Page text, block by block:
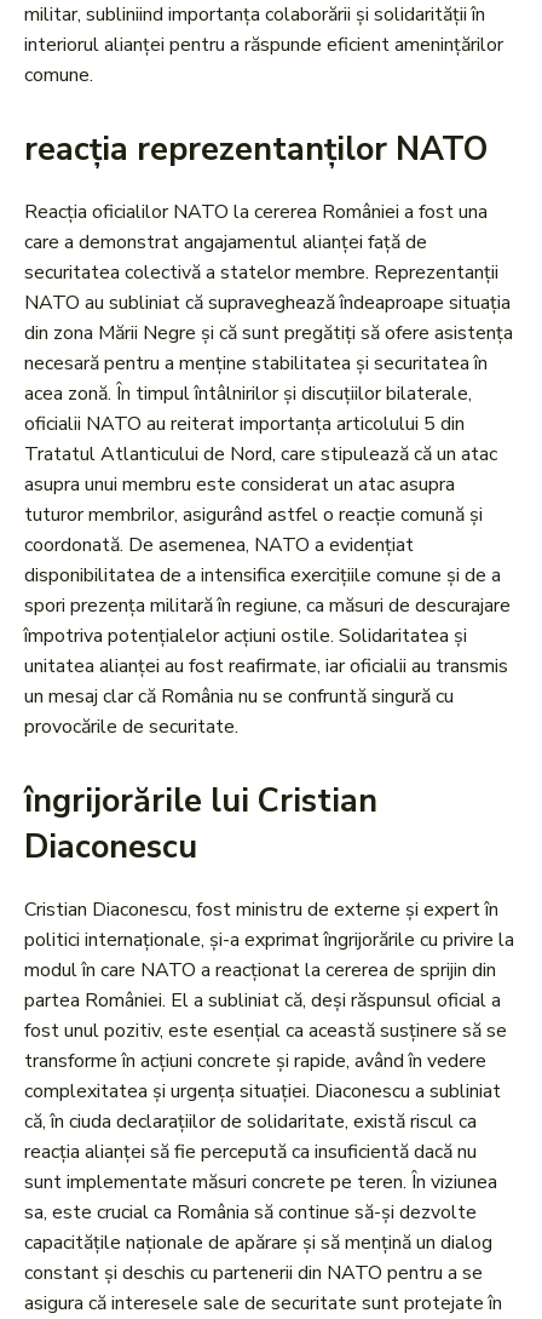
militar, subliniind importanța colaborării și solidarității în
interiorul alianței pentru a răspunde eficient amenințărilor
comune.
reacția reprezentanților NATO
Reacția oficialilor NATO la cererea României a fost una
care a demonstrat angajamentul alianței față de
securitatea colectivă a statelor membre. Reprezentanții
NATO au subliniat că supraveghează îndeaproape situația
din zona Mării Negre și că sunt pregătiți să ofere asistența
necesară pentru a menține stabilitatea și securitatea în
acea zonă. În timpul întâlnirilor și discuțiilor bilaterale,
oficialii NATO au reiterat importanța articolului 5 din
Tratatul Atlanticului de Nord, care stipulează că un atac
asupra unui membru este considerat un atac asupra
tuturor membrilor, asigurând astfel o reacție comună și
coordonată. De asemenea, NATO a evidențiat
disponibilitatea de a intensifica exercițiile comune și de a
spori prezența militară în regiune, ca măsuri de descurajare
împotriva potențialelor acțiuni ostile. Solidaritatea și
unitatea alianței au fost reafirmate, iar oficialii au transmis
un mesaj clar că România nu se confruntă singură cu
provocările de securitate.
îngrijorările lui Cristian
Diaconescu
Cristian Diaconescu, fost ministru de externe și expert în
politici internaționale, și-a exprimat îngrijorările cu privire la
modul în care NATO a reacționat la cererea de sprijin din
partea României. El a subliniat că, deși răspunsul oficial a
fost unul pozitiv, este esențial ca această susținere să se
transforme în acțiuni concrete și rapide, având în vedere
complexitatea și urgența situației. Diaconescu a subliniat
că, în ciuda declarațiilor de solidaritate, există riscul ca
reacția alianței să fie percepută ca insuficientă dacă nu
sunt implementate măsuri concrete pe teren. În viziunea
sa, este crucial ca România să continue să-și dezvolte
capacitățile naționale de apărare și să mențină un dialog
constant și deschis cu partenerii din NATO pentru a se
asigura că interesele sale de securitate sunt protejate în